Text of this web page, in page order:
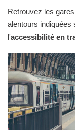
Retrouvez les
alentours indiquées
l'accessibilité en